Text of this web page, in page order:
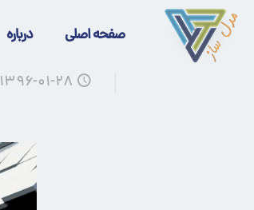
صفحه اصلی درباره
۱۳۹۶-۰۱-۲۸